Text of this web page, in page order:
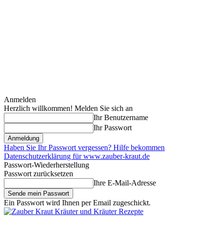
Anmelden
Herzlich willkommen! Melden Sie sich an
Ihr Benutzername
Ihr Passwort
Haben Sie Ihr Passwort vergessen? Hilfe bekommen
Datenschutzerklärung für www.zauber-kraut.de
Passwort-Wiederherstellung
Passwort zurücksetzen
Ihre E-Mail-Adresse
Ein Passwort wird Ihnen per Email zugeschickt.
Kräuter und Kräuter Rezepte